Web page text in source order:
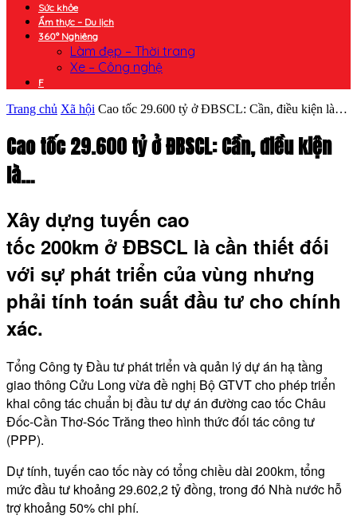
Sức khỏe
Ẩm thực – Du lịch
360° Nghiêng
Làm đẹp – Thời trang
Xe – Công nghệ
F
Trang chủ Xã hội Cao tốc 29.600 tỷ ở ĐBSCL: Cần, điều kiện là…
Cao tốc 29.600 tỷ ở ĐBSCL: Cần, điều kiện
là…
Xây dựng tuyến cao
tốc 200km ở ĐBSCL là cần thiết đối
với sự phát triển của vùng nhưng
phải tính toán suất đầu tư cho chính
xác.
Tổng Công ty Đầu tư phát triển và quản lý dự án hạ tầng
giao thông Cửu Long vừa đề nghị Bộ GTVT cho phép triển
khai công tác chuẩn bị đầu tư dự án đường cao tốc Châu
Đốc-Cần Thơ-Sóc Trăng theo hình thức đối tác công tư
(PPP).
Dự tính, tuyến cao tốc này có tổng chiều dài 200km, tổng
mức đầu tư khoảng 29.602,2 tỷ đồng, trong đó Nhà nước hỗ
trợ khoảng 50% chi phí.